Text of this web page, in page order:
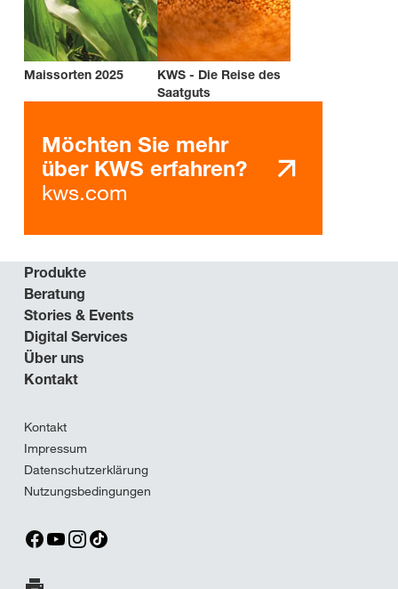
Maissorten 2025
KWS - Die Reise des
Saatguts
Möchten Sie mehr
über KWS erfahren?
kws.com
Produkte
Beratung
Stories & Events
Digital Services
Über uns
Kontakt
Kontakt
Impressum
Datenschutzerklärung
Nutzungsbedingungen
Seite ausdrucken